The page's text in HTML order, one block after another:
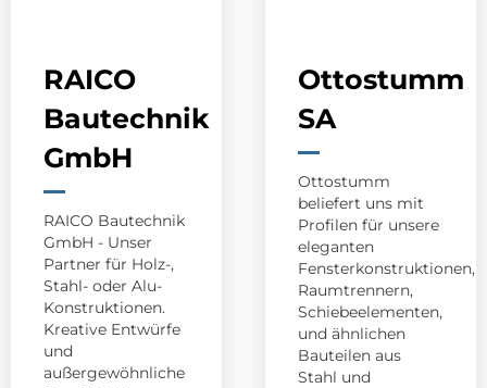
RAICO
Bautechnik
GmbH
RAICO Bautechnik
GmbH - Unser
Partner für Holz-,
Stahl- oder Alu-
Konstruktionen.
Kreative Entwürfe
und
außergewöhnliche
Ottostumm
SA
Ottostumm
beliefert uns mit
Profilen für unsere
eleganten
Fensterkonstruktionen,
Raumtrennern,
Schiebeelementen,
und ähnlichen
Bauteilen aus
Stahl und